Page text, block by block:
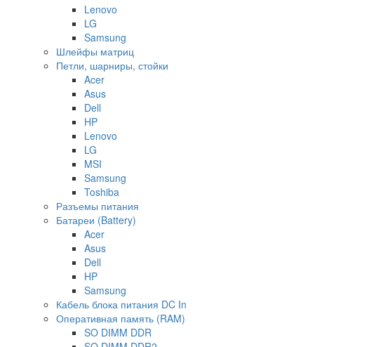
Lenovo
LG
Samsung
Шлейфы матриц
Петли, шарниры, стойки
Acer
Asus
Dell
HP
Lenovo
LG
MSI
Samsung
Toshiba
Разъемы питания
Батареи (Battery)
Acer
Asus
Dell
HP
Samsung
Кабель блока питания DC In
Оперативная память (RAM)
SO DIMM DDR